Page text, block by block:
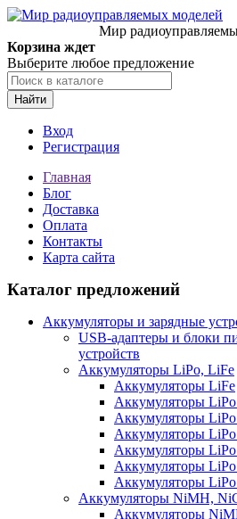
Мир
Корзина ждет
Выберите любое предложение
Найти
Вход
Регистрация
Главная
Блог
Доставка
Оплата
Контакты
Карта сайта
Каталог предложений
Аккумуляторы и зарядные
USB-адаптеры и блоки
устройств
Аккумуляторы LiPo, LiFe
Аккумуляторы LiFe
Аккумуляторы
Аккумуляторы
Аккумуляторы
Аккумуляторы
Аккумуляторы
Аккумуляторы
Аккумуляторы NiMH,
Аккумуляторы